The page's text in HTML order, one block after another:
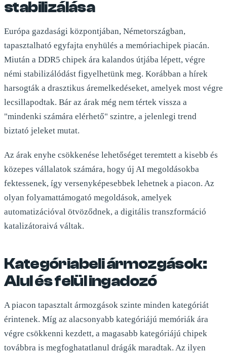
stabilizálása
Európa gazdasági központjában, Németországban,
tapasztalható egyfajta enyhülés a memóriachipek piacán.
Miután a DDR5 chipek ára kalandos útjába lépett, végre
némi stabilizálódást figyelhetünk meg. Korábban a hírek
harsogták a drasztikus áremelkedéseket, amelyek most végre
lecsillapodtak. Bár az árak még nem tértek vissza a
"mindenki számára elérhető" szintre, a jelenlegi trend
biztató jeleket mutat.
Az árak enyhe csökkenése lehetőséget teremtett a kisebb és
közepes vállalatok számára, hogy új AI megoldásokba
fektessenek, így versenyképesebbek lehetnek a piacon. Az
olyan folyamattámogató megoldások, amelyek
automatizációval ötvöződnek, a digitális transzformáció
katalizátoraivá váltak.
Kategóriabeli ármozgások:
Alul és felül ingadozó
A piacon tapasztalt ármozgások szinte minden kategóriát
érintenek. Míg az alacsonyabb kategóriájú memóriák ára
végre csökkenni kezdett, a magasabb kategóriájú chipek
továbbra is megfoghatatlanul drágák maradtak. Az ilyen